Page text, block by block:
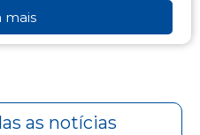
mais
as notícias